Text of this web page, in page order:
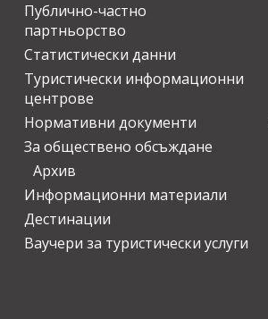
Публично-частно
партньорство
Статистически данни
Туристически информационни
центрове
Нормативни документи
За обществено обсъждане
Архив
Информационни материали
Дестинации
Ваучери за туристически услуги